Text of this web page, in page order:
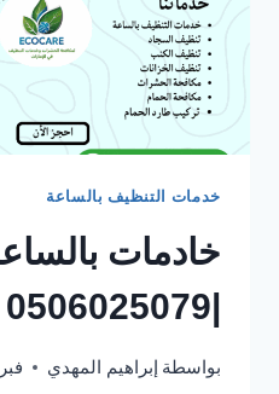
خدمات التنظيف بالساعة
خادمات
بواسطة إبراهيم المهدي